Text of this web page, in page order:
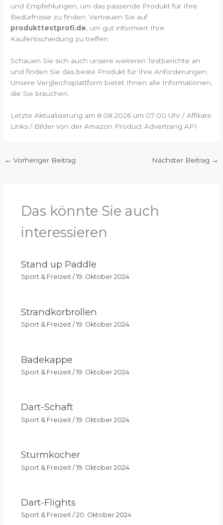
und Empfehlungen, um das passende Produkt für Ihre
Bedürfnisse zu finden. Vertrauen Sie auf
produkttestprofi.de , um gut informiert Ihre
Kaufentscheidung zu treffen.
Schauen Sie sich auch unsere weiteren Testberichte an
und finden Sie das beste Produkt für Ihre Anforderungen.
Unsere Vergleichsplattform bietet Ihnen alle Informationen,
die Sie brauchen.
Letzte Aktualisierung am 8.08.2026 um 07:00 Uhr / Affiliate
Links / Bilder von der Amazon Product Advertising API
← Vorheriger Beitrag Nächster Beitrag →
Das könnte Sie auch
interessieren
Stand up Paddle
Sport & Freizeit/ 19. Oktober 2024
Strandkorbrollen
Sport & Freizeit/ 19. Oktober 2024
Badekappe
Sport & Freizeit/ 19. Oktober 2024
Dart-Schaft
Sport & Freizeit / 19. Oktober 2024
Sturmkocher
Sport & Freizeit /19. Oktober 2024
Dart-Flights
Sport & Freizeit/ 20. Oktober 2024